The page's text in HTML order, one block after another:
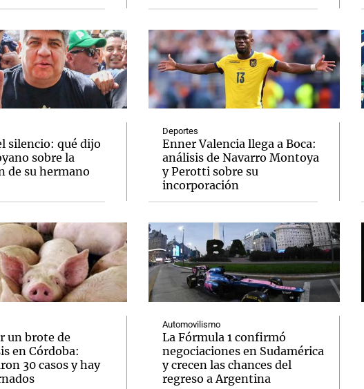
silencio: qué dijo
sobre la
de su hermano
un brote de
en Córdoba:
30 casos y hay
Deportes
Enner Valencia llega a Boca:
análisis de Navarro Montoya
y Perotti sobre su
incorporación
Automovilismo
La Fórmula 1 confirmó
negociaciones en Sudamérica
y crecen las chances del
regreso a Argentina
El huracán de Arequito Cadena 3 en Groenlandia